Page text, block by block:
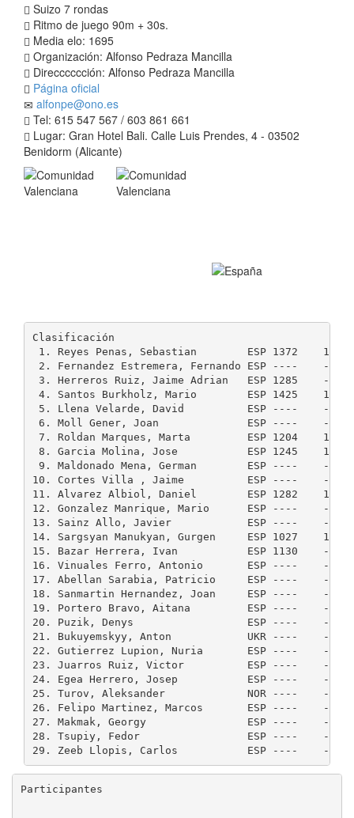
Suizo 7 rondas
Ritmo de juego 90m + 30s.
Media elo: 1695
Organización: Alfonso Pedraza Mancilla
Direcccccción: Alfonso Pedraza Mancilla
Página oficial
alfonpe@ono.es
Tel: 615 547 567 / 603 861 661
Lugar: Gran Hotel Bali. Calle Luis Prendes, 4 - 03502
Benidorm (Alicante)
Clasificación
1. Reyes Penas, Sebastian        ESP 1372
2. Fernandez Estremera, Fernando ESP ----
3. Herreros Ruiz, Jaime Adrian   ESP 1285
4. Santos Burkholz, Mario        ESP 1425
5. Llena Velarde, David          ESP ----
6. Moll Gener, Joan              ESP ----
7. Roldan Marques, Marta         ESP 1204
8. Garcia Molina, Jose           ESP 1245
9. Maldonado Mena, German        ESP ----
10. Cortes Villa , Jaime          ESP ----
11. Alvarez Albiol, Daniel        ESP 1282
12. Gonzalez Manrique, Mario      ESP ----
13. Sainz Allo, Javier            ESP ----
14. Sargsyan Manukyan, Gurgen     ESP 1027
15. Bazar Herrera, Ivan           ESP 1130
16. Vinuales Ferro, Antonio       ESP ----
17. Abellan Sarabia, Patricio     ESP ----
18. Sanmartin Hernandez, Joan     ESP ----
19. Portero Bravo, Aitana         ESP ----
20. Puzik, Denys                  ESP ----
21. Bukuyemskyy, Anton            UKR ----
22. Gutierrez Lupion, Nuria       ESP ----
23. Juarros Ruiz, Victor          ESP ----
24. Egea Herrero, Josep           ESP ----
25. Turov, Aleksander             NOR ----
26. Felipo Martinez, Marcos       ESP ----
27. Makmak, Georgy                ESP ----
28. Tsupiy, Fedor                 ESP ----
29. Zeeb Llopis, Carlos           ESP ----
Participantes